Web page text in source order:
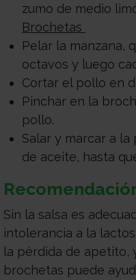
zumo de medio
Brochetas
Pelar la manzana,
octavos y luego
Cortar el pollo en
Pinchar en la
pollo.
Salar y marcar a
de aceite, hasta
Sin la salsa es
intolerancia a la
la pérdida de apetito,
brochetas puede